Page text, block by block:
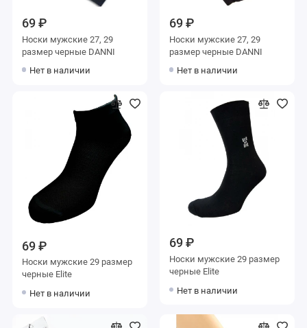
69 ₽
Носки мужские 27, 29
размер черные DANNI
Нет в наличии
69 ₽
Носки мужские 27, 29
размер черные DANNI
Нет в наличии
69 ₽
Носки мужские 29 размер
черные Elite
Нет в наличии
69 ₽
Носки мужские 29 размер
черные Elite
Нет в наличии